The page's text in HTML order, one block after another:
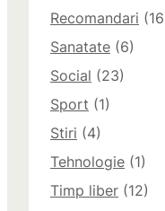
Recomandari
Sanatate (6)
Social (23)
Sport (1)
Stiri (4)
Tehnologie (1)
Timp liber (12)